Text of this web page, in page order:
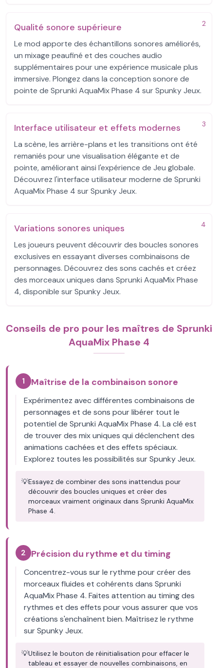
2
Qualité sonore supérieure
Le mod apporte des échantillons sonores améliorés,
un mixage peaufiné et des couches audio
supplémentaires pour une expérience musicale plus
immersive. Plongez dans la conception sonore de
pointe de Sprunki AquaMix Phase 4 sur Spunky Jeux.
3
Interface utilisateur et effets modernes
La scène, les arrière-plans et les transitions ont été
remaniés pour une visualisation élégante et de
pointe, améliorant ainsi l'expérience de Jeu globale.
Découvrez l'interface utilisateur moderne de Sprunki
AquaMix Phase 4 sur Spunky Jeux.
4
Variations sonores uniques
Les joueurs peuvent découvrir des boucles sonores
exclusives en essayant diverses combinaisons de
personnages. Découvrez des sons cachés et créez
des morceaux uniques dans Sprunki AquaMix Phase
4, disponible sur Spunky Jeux.
Conseils de pro pour les maîtres de Sprunki
AquaMix Phase 4
1 Maîtrise de la combinaison sonore
Expérimentez avec différentes combinaisons de
personnages et de sons pour libérer tout le
potentiel de Sprunki AquaMix Phase 4. La clé est
de trouver des mix uniques qui déclenchent des
animations cachées et des effets spéciaux.
Explorez toutes les possibilités sur Spunky Jeux.
💡Essayez de combiner des sons inattendus pour
découvrir des boucles uniques et créer des
morceaux vraiment originaux dans Sprunki AquaMix
Phase 4.
2 Précision du rythme et du timing
Concentrez-vous sur le rythme pour créer des
morceaux fluides et cohérents dans Sprunki
AquaMix Phase 4. Faites attention au timing des
rythmes et des effets pour vous assurer que vos
créations s'enchaînent bien. Maîtrisez le rythme
sur Spunky Jeux.
💡Utilisez le bouton de réinitialisation pour effacer le
tableau et essayer de nouvelles combinaisons, en